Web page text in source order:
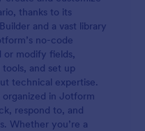
thanks to its
and a vast library
no-code
or modify fields,
and set up
technical expertise.
organized in Jotform
respond to, and
Whether you’re a